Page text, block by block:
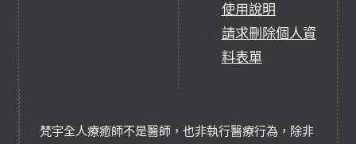
使用說明
請求刪除個人資
料表單
梵宇全人療癒師不是醫師，也非執行醫療行為，除非